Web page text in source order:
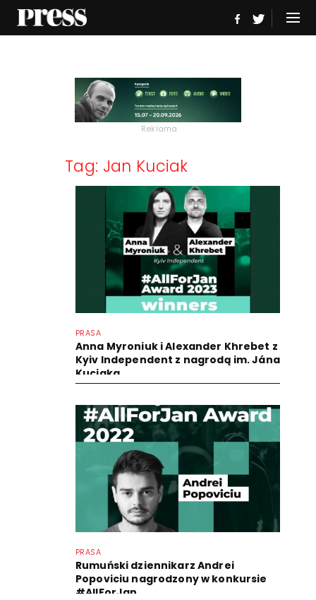
Reklama
Tag: Jan Kuciak
PRASA
Anna Myroniuk i Alexander Khrebet z
Kyiv Independent z nagrodą im. Jána
Kuciaka
PRASA
Rumuński dziennikarz Andrei
Popoviciu nagrodzony w konkursie
#AllForJan